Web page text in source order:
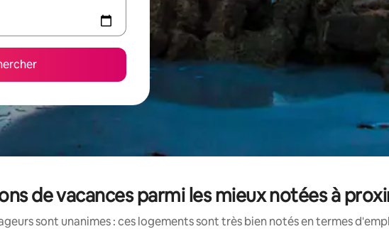
de vacances parmi les mieux notées à
sont unanimes : ces logements sont très bien notés en termes